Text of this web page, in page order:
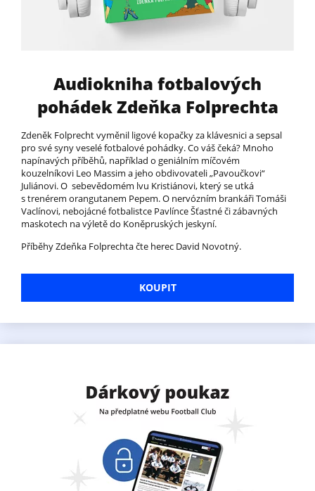
Audiokniha fotbalových
pohádek Zdeňka Folprechta
Zdeněk Folprecht vyměnil ligové kopačky za klávesnici a sepsal
pro své syny veselé fotbalové pohádky. Co váš čeká? Mnoho
napínavých příběhů, například o geniálním míčovém
kouzelníkovi Leo Massim a jeho obdivovateli „Pavoučkovi“
Juliánovi. O sebevědomém lvu Kristiánovi, který se utká
s trenérem orangutanem Pepem. O nervózním brankáři Tomáši
Vaclínovi, nebojácné fotbalistce Pavlínce Šťastné či zábavných
maskotech na výletě do Koněpruských jeskyní.
Příběhy Zdeňka Folprechta čte herec David Novotný.
KOUPIT